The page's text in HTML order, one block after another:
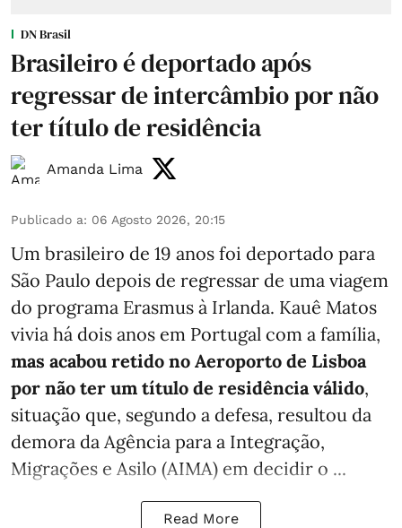
DN Brasil
Brasileiro é deportado após
regressar de intercâmbio por não
ter título de residência
Amanda Lima
Publicado a: 06 Agosto 2026, 20:15
Um brasileiro de 19 anos foi deportado para
São Paulo depois de regressar de uma viagem
do programa Erasmus à Irlanda. Kauê Matos
vivia há dois anos em Portugal com a família,
mas acabou retido no Aeroporto de Lisboa
por não ter um título de residência válido,
situação que, segundo a defesa, resultou da
demora da Agência para a Integração,
Migrações e Asilo (AIMA) em decidir o ...
Read More